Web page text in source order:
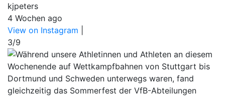
kjpeters
4 Wochen ago
View on Instagram
3/9